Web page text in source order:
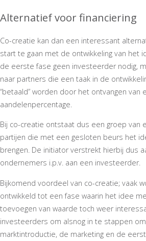
Alternatief voor financiering
Co-creatie kan dan een interessant
start te gaan met de ontwikkeling van het
de eerste fase geen investeerder nodig,
naar partners die een taak in de
“betaald” worden door het ontvangen van
aandelenpercentage.
Bij co-creatie ontstaat dus een groep van
partijen die met een gesloten beurs het
brengen. De initiator verstrekt hierbij dus
ondernemers i.p.v. aan een investeerder.
Bijkomend voordeel van co-creatie; vaak
ontwikkeld tot een fase waarin het idee
toevoegen van waarde toch weer
investeerders om alsnog in te stappen
marktintroductie, de marketing en de